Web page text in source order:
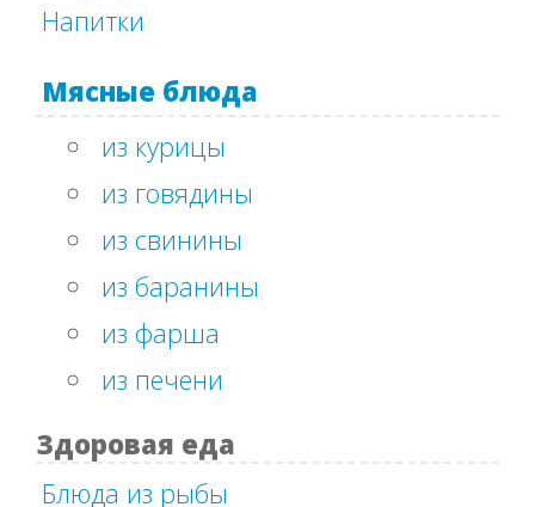
Напитки
Мясные блюда
из курицы
из говядины
из свинины
из баранины
из фарша
из печени
Здоровая еда
Блюда из рыбы